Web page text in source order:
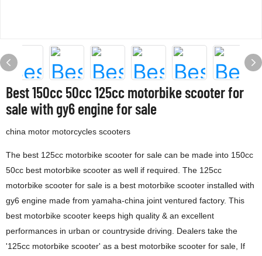
Best 150cc 50cc 125cc motorbike scooter for
sale with gy6 engine for sale
china motor motorcycles scooters
The best 125cc motorbike scooter for sale can be made into 150cc
50cc best motorbike scooter as well if required. The 125cc
motorbike scooter for sale is a best motorbike scooter installed with
gy6 engine made from yamaha-china joint ventured factory. This
best motorbike scooter keeps high quality & an excellent
performances in urban or countryside driving. Dealers take the
'125cc motorbike scooter' as a best motorbike scooter for sale, If